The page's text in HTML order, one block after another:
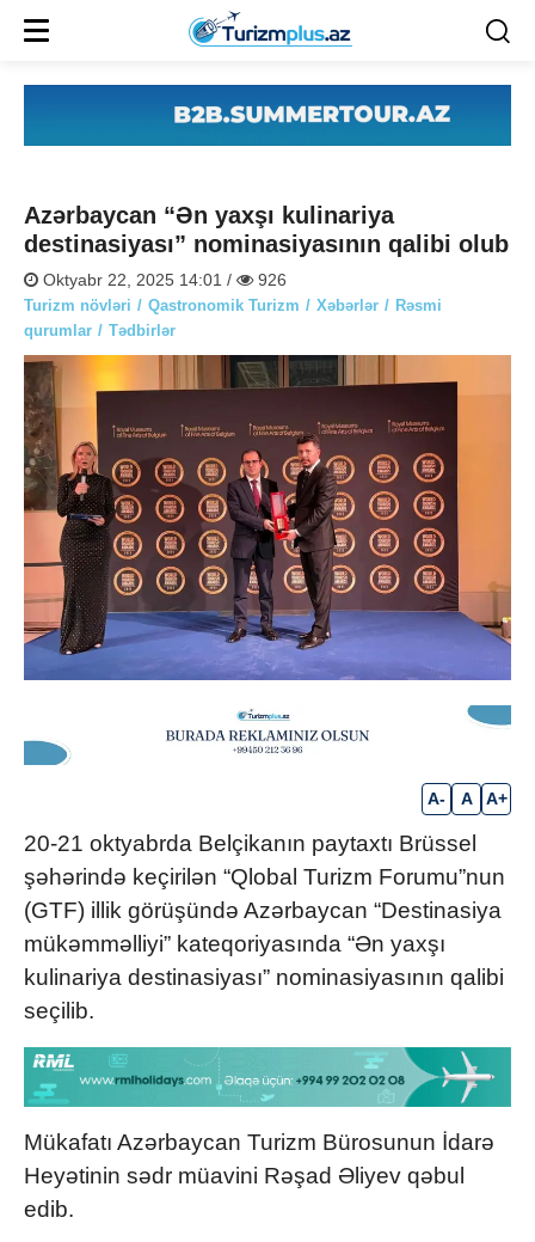
Azərbaycan “Ən yaxşı kulinariya
destinasiyası” nominasiyasının qalibi olub
Oktyabr 22, 2025 14:01 / 926
Turizm növləri Qastronomik Turizm Xəbərlər
Rəsmi
qurumlar
Tədbirlər
A- A A+
20-21 oktyabrda Belçikanın paytaxtı Brüssel
şəhərində keçirilən “Qlobal Turizm Forumu”nun
(GTF) illik görüşündə Azərbaycan “Destinasiya
mükəmməlliyi” kateqoriyasında “Ən yaxşı
kulinariya destinasiyası” nominasiyasının qalibi
seçilib.
Mükafatı Azərbaycan Turizm Bürosunun İdarə
Heyətinin sədr müavini Rəşad Əliyev qəbul
edib.